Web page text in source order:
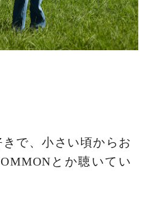
きで、小さい頃からお
とか聴いてい